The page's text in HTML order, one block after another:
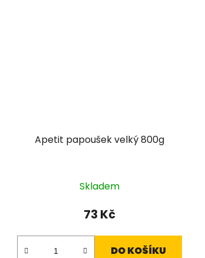
Apetit papoušek velký 800g
Skladem
73 Kč
DO KOŠÍKU